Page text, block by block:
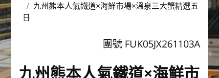
九州熊本人氣鐵道×海鮮市場×溫泉三大蟹精選五
日
團號 FUK05JX261103A
九州熊本人氣鐵道×海鮮市